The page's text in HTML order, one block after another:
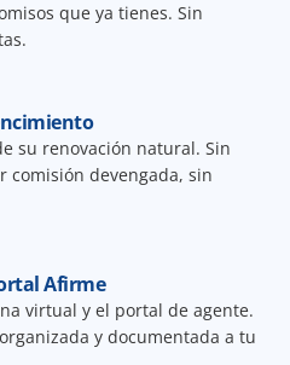
que ya tienes. Sin
su renovación natural. Sin
comisión devengada, sin
Afirme
virtual y el portal de agente.
y documentada a tu